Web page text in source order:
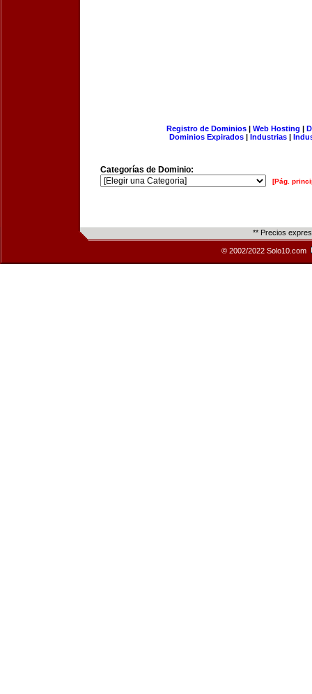
Registro de Dominios| Web Hosting |
Dominios Expirados | Industrias |
Categorías de Dominio:
[Pág.
** Precios
© 2002/2022 Solo10.com